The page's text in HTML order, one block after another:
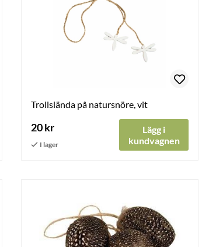
Trollslända på natursnöre, vit
20 kr
Lägg i
kundvagnen